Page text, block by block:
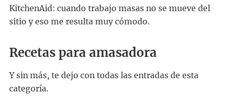
KitchenAid: cuando trabajo masas no se mueve del
sitio y eso me resulta muy cómodo.
Recetas para amasadora
Y sin más, te dejo con todas las entradas de esta
categoría.